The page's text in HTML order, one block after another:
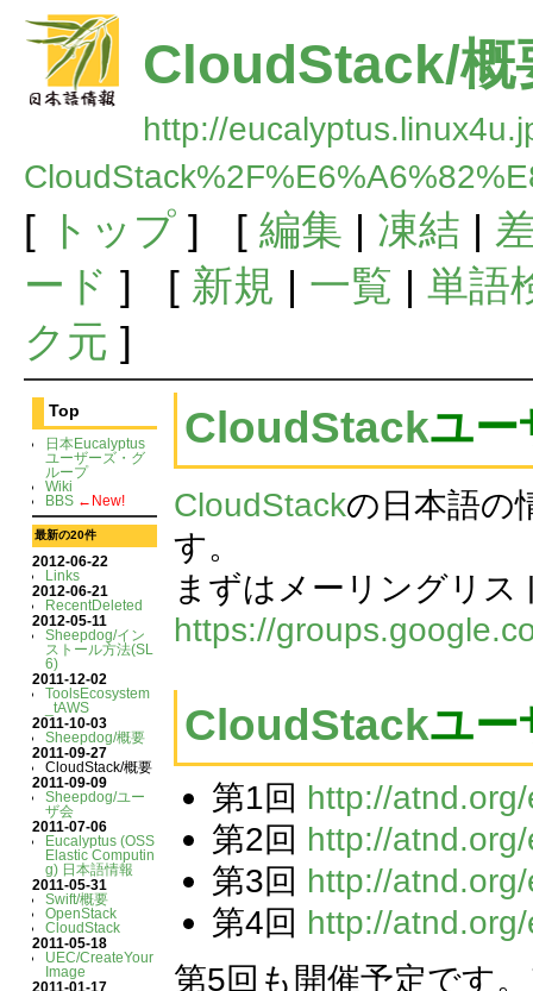
CloudStack/概
http://
[ トップ] [ 編集 | 凍結 |
ード ] [ 新規 | 一覧 | 単語
ク元 ]
Top
日本Eucalyptus
ユーザーズ・グ
ループ
Wiki
BBS ←New!
最新の20件
2012-06-22
Links
2012-06-21
RecentDeleted
2012-05-11
Sheepdog/イン
ストール方法(SL
6)
2011-12-02
ToolsEcosystem
_tAWS
2011-10-03
Sheepdog/概要
2011-09-27
CloudStack/概要
2011-09-09
Sheepdog/ユー
ザ会
2011-07-06
Eucalyptus (OSS
Elastic Computin
g) 日本語情報
2011-05-31
Swift/概要
OpenStack
CloudStack
2011-05-18
UEC/CreateYour
Image
2011-01-17
CloudStackユ
CloudStackの日本語の
す。
まずはメーリングリ
https://
CloudStackユ
第1回 http://
第2回 http://
第3回 http://
第4回 http://
第5回も開催予定です